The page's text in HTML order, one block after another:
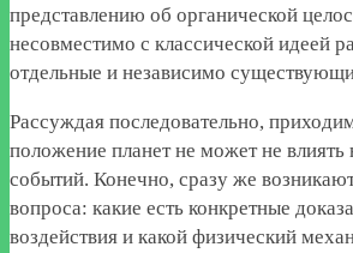
представлению об органической
несовместимо с классической идеей
отдельные и независимо
Рассуждая последовательно,
положение планет не может не влиять
событий. Конечно, сразу же
вопроса: какие есть конкретные
воздействия и какой физический